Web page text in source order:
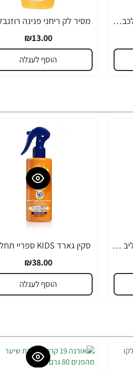
סנו מקסימה מבשם מרוכז לכביסה ROYAL פוראוור 600 מ"ל
₪13.00
הוסף לעגלה
סקין גארד KIDS ספריי תחליב SPF30 לילדים 200 מ"ל - מבית SKIN GARD
₪38.00
הוסף לעגלה